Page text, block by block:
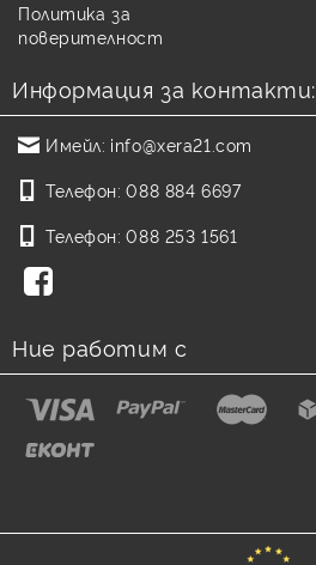
Политика за
поверителност
Информация за контакти:
Имейл: info@xera21.com
Телефон: 088 884 6697
Телефон: 088 253 1561
Ние работим с